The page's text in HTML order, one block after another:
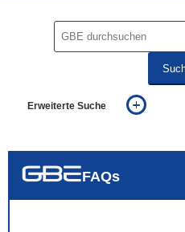
Erweiterte Suche
auch in allen Texten suchen
FAQs